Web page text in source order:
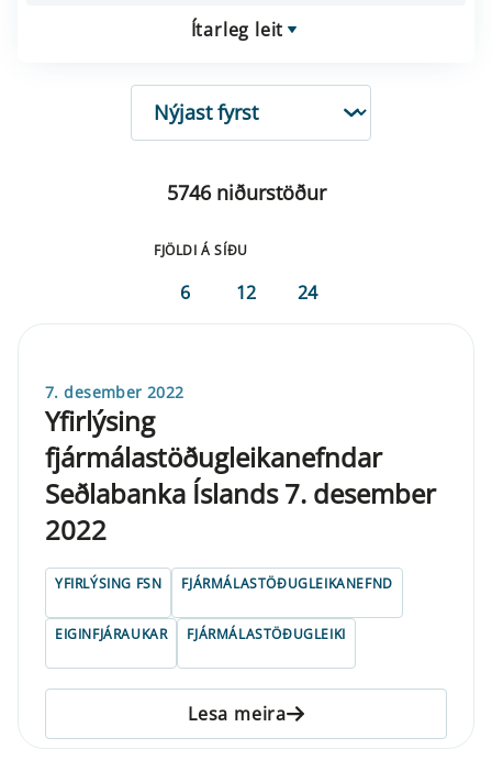
Ítarleg leit
RÖÐUN
5746 niðurstöður
FJÖLDI Á SÍÐU
6 12 24
7. desember 2022
Yfirlýsing
fjármálastöðugleikanefndar
Seðlabanka Íslands 7. desember
2022
YFIRLÝSING FSN FJÁRMÁLASTÖÐUGLEIKANEFND
EIGINFJÁRAUKAR FJÁRMÁLASTÖÐUGLEIKI
Lesa meira